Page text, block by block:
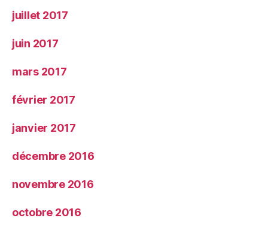
juillet 2017
juin 2017
mars 2017
février 2017
janvier 2017
décembre 2016
novembre 2016
octobre 2016